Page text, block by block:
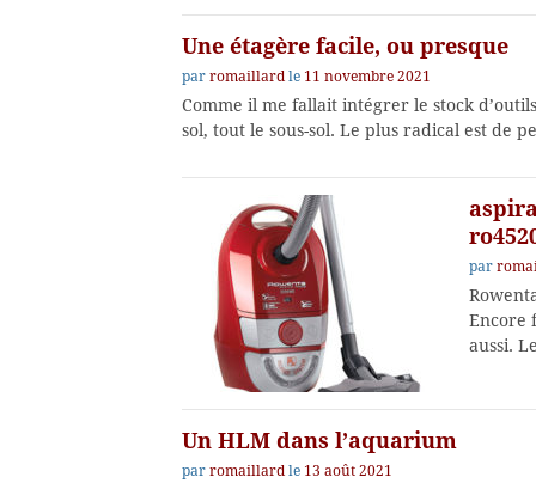
Une étagère facile, ou presque
par romaillard le 11 novembre 2021
Comme il me fallait intégrer le stock
sol, tout le sous-sol. Le plus radical est de
par
Encore
aussi.
Un HLM dans l’aquarium
par romaillard le 13 août 2021